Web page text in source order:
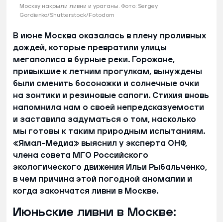
Москву накрыли ливни и ураганы. Фото: Sergey
Gordienko/Shutterstock/Fotodom
В июне Москва оказалась в плену проливных
дождей, которые превратили улицы
мегаполиса в бурные реки. Горожане,
привыкшие к летним прогулкам, вынуждены
были сменить босоножки и солнечные очки
на зонтики и резиновые сапоги. Стихия вновь
напомнила нам о своей непредсказуемости
и заставила задуматься о том, насколько
мы готовы к таким природным испытаниям.
«Ямал-Медиа» выяснил у эксперта ОНФ,
члена совета МГО Российского
экологического движения Ильи Рыбальченко,
в чем причина этой погодной аномалии и
когда закончатся ливни в Москве.
Июньские ливни в Москве: